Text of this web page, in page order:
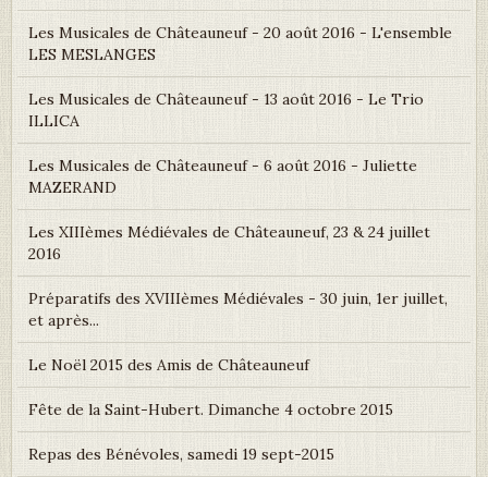
Les Musicales de Châteauneuf - 20 août 2016 - L'ensemble
LES MESLANGES
Les Musicales de Châteauneuf - 13 août 2016 - Le Trio
ILLICA
Les Musicales de Châteauneuf - 6 août 2016 - Juliette
MAZERAND
Les XIIIèmes Médiévales de Châteauneuf, 23 & 24 juillet
2016
Préparatifs des XVIIIèmes Médiévales - 30 juin, 1er juillet,
et après...
Le Noël 2015 des Amis de Châteauneuf
Fête de la Saint-Hubert. Dimanche 4 octobre 2015
Repas des Bénévoles, samedi 19 sept-2015